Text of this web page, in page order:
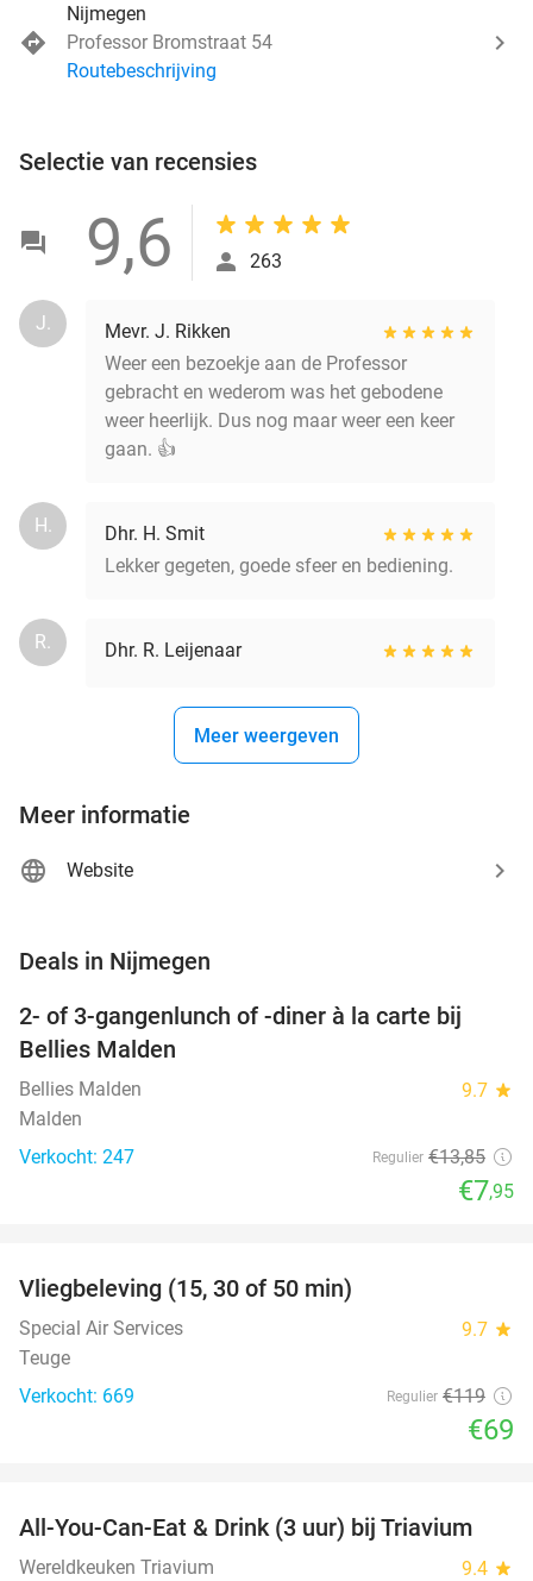
Nijmegen
Professor Bromstraat 54
Routebeschrijving
Selectie van recensies
9,6 263
J.
Mevr. J. Rikken
Weer een bezoekje aan de Professor
gebracht en wederom was het gebodene
weer heerlijk. Dus nog maar weer een keer
gaan. 👍
H.
Dhr. H. Smit
Lekker gegeten, goede sfeer en bediening.
R. Dhr. R. Leijenaar
Meer weergeven
Meer informatie
Website
Deals in Nijmegen
43%
2- of 3-gangenlunch of -diner à la carte bij
Bellies Malden
Bellies Malden 9.7 star
Malden
Verkocht: 247
Regulier €13,85
€7,95
Vliegbeleving (15, 30 of 50 min)
Special Air Services 9.7 star
Teuge
Verkocht: 669
Regulier €119
€69
21%
All-You-Can-Eat & Drink (3 uur) bij Triavium
Wereldkeuken Triavium 9.4 star